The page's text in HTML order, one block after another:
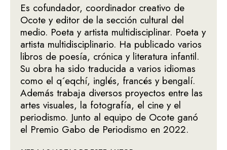
Es cofundador, coordinador creativo de
Ocote y editor de la sección cultural del
medio. Poeta y artista multidisciplinar. Poeta y
artista multidisciplinario. Ha publicado varios
libros de poesía, crónica y literatura infantil.
Su obra ha sido traducida a varios idiomas
como el q´eqchí, inglés, francés y bengalí.
Además trabaja diversos proyectos entre las
artes visuales, la fotografía, el cine y el
periodismo. Junto al equipo de Ocote ganó
el Premio Gabo de Periodismo en 2022.